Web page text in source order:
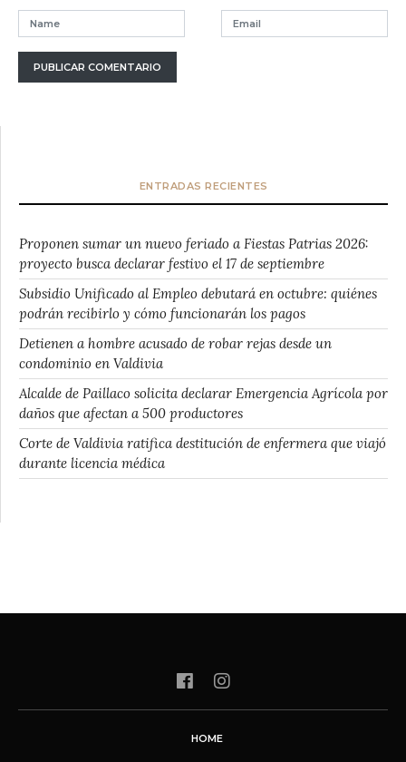
ENTRADAS RECIENTES
Proponen sumar un nuevo feriado a Fiestas Patrias 2026:
proyecto busca declarar festivo el 17 de septiembre
Subsidio Unificado al Empleo debutará en octubre: quiénes
podrán recibirlo y cómo funcionarán los pagos
Detienen a hombre acusado de robar rejas desde un
condominio en Valdivia
Alcalde de Paillaco solicita declarar Emergencia Agrícola por
daños que afectan a 500 productores
Corte de Valdivia ratifica destitución de enfermera que viajó
durante licencia médica
HOME